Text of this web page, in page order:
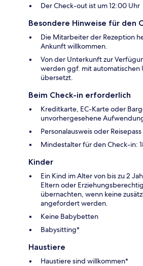
Der Check-out ist um 12:00 Uhr
Besondere Hinweise für den
Die Mitarbeiter der Rezeption
Ankunft willkommen.
Von der Unterkunft zur
werden ggf. mit automatischen
übersetzt.
Beim Check-in erforderlich
Kreditkarte, EC-Karte oder
unvorhergesehene
Personalausweis oder
Mindestalter für den Check-in:
Kinder
Ein Kind im Alter von bis zu 2
Eltern oder
übernachten, wenn keine
angefordert werden.
Keine Babybetten
Babysitting*
Haustiere
Haustiere sind willkommen*